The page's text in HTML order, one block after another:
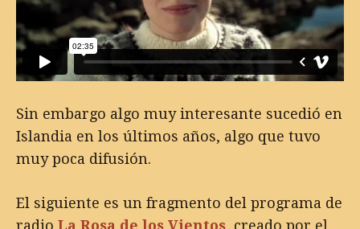
Sin embargo algo muy interesante sucedió en
Islandia en los últimos años, algo que tuvo
muy poca difusión.
El siguiente es un fragmento del programa de
radio La Rosa de los Vientos, creado por el